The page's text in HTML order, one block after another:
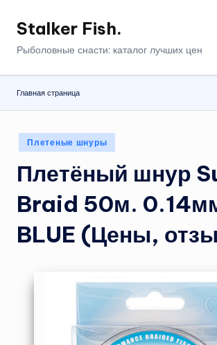
Перейти
Stalker Fish.
Рыболовные снасти: каталог лучших цен
Главная страница
Опубликовано
в
Плетеные шнуры
Плетёный шнур
Braid 50м.
BLUE (Цены,